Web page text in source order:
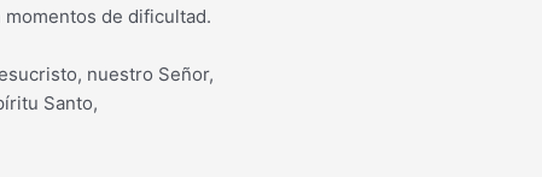
de dificultad.
nuestro Señor,
Santo,